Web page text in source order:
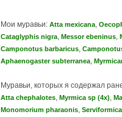
Мои муравьи: Atta mexicana
Cataglyphis nigra Messor ebeninus
Camponotus barbaricus
Aphaenogaster subterranea
Муравьи, которых я содержал
Atta chephalotes Myrmica sp (4x)
Monomorium pharaonis